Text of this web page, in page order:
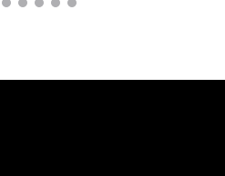
2 3 4 5 6